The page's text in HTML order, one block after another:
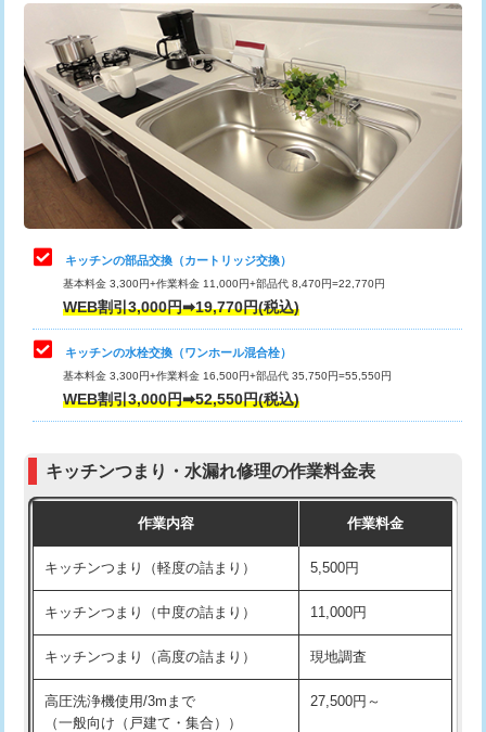
給水管工事※（バンド止め) 3,300円
給水管工事※（支持金具設置) 5,500円
給水管工事※（保温材使用（バンド止
め込み）)
5,500円
給水管工事※（土の掘削・埋め戻し作
11,000円
給水管工事※（塩ビ管（VP・HI）使
用/3ｍまで)
給水管工事※（塩ビ管（VP・HI）使
用（追加）/3ｍ超え)
給水管工事※（ライニング鋼管・銅
管・ポリ管・HT管使用/3ｍまで)
44,000円
管・ポリ管・HT管使用/3ｍ超え)
排水管工事（土の掘削・埋め戻し作
11,000円~
排水管工事（排水管工事/3ｍまで） 55,000円
排水管工事（追加 排水管工事/3ｍ超
+11,000円
マス交換（土の掘削・埋め戻し作業）
追加トーラー機使用/3m超え +3,300円
カメラ調査 33,000円
桝清掃 8,800円
止水・漏水調査・防水処理・清掃・修
理・調整・分解・加工など（軽作業）
11,000円
止水・漏水調査・防水処理・清掃・修
理・調整・分解・加工など（中作業）
22,000円
止水・漏水調査・防水処理・清掃・修
理・調整・分解・加工など（重作業）
33,000円
お風呂タンク脱着
その他部品の脱着
式・ワンホール）)
交換・取付(排水栓・排水トラップ
22,000円+材料費
キッチンの部品交換（カートリッジ交換）
基本料金 3,300円+作業料金 11,000円+部品代 8,470円=22,770円
WEB割引3,000円➡19,770円(税込)
キッチンの水栓交換（ワンホール混合栓）
基本料金 3,300円+作業料金 16,500円+部品代 35,750円=55,550円
WEB割引3,000円➡52,550円(税込)
キッチンつまり・水漏れ修理の作業料金表
作業内容 作業料金
キッチンつまり（軽度の詰まり） 5,500円
キッチンつまり（中度の詰まり） 11,000円
キッチンつまり（高度の詰まり） 現地調査
高圧洗浄機使用/3mまで
（一般向け（戸建て・集合））
27,500円～